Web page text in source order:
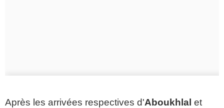
Après les arrivées respectives d'Aboukhlal et